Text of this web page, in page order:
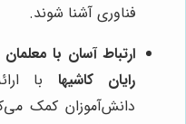
فناوری آشنا شوند.
ارتباط آسان با
رایان کاشیها با
دانش‌آموزان کمک